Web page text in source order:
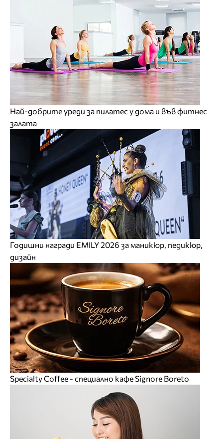
Най-добрите уреди за пилатес у дома и във фитнес
залата
Годишни награди EMILY 2026 за маникюр, педикюр,
дизайн
Specialty Coffee - специално кафе Signore Boreto